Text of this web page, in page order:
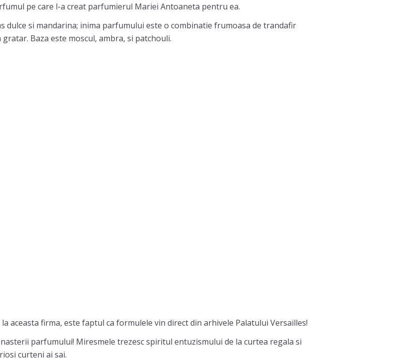
pe care l-a creat parfumierul Mariei Antoaneta pentru ea.
dulce si mandarina; inima parfumului este o combinatie frumoasa de trandafir
Baza este moscul, ambra, si patchouli.
aceasta firma, este faptul ca formulele vin direct din arhivele Palatului Versailles!
parfumului! Miresmele trezesc spiritul entuzismului de la curtea regala si
curteni ai sai.